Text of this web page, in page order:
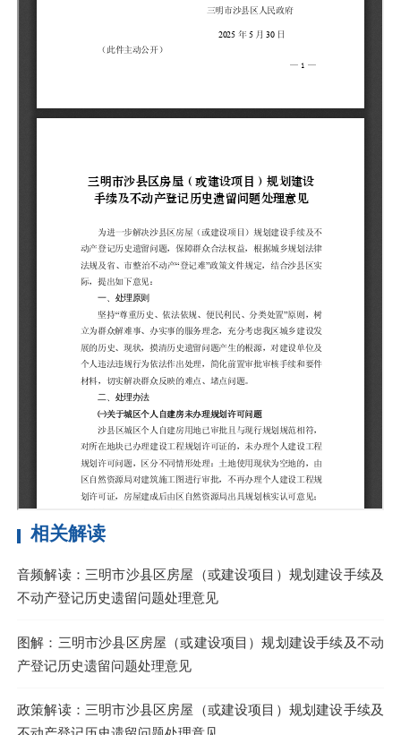
相关解读
音频解读：三明市沙县区房屋（或建设项目）规划建设手续及
不动产登记历史遗留问题处理意见
图解：三明市沙县区房屋（或建设项目）规划建设手续及不动
产登记历史遗留问题处理意见
政策解读：三明市沙县区房屋（或建设项目）规划建设手续及